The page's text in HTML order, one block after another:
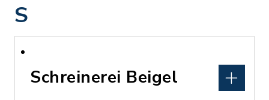
S
Schreinerei Beigel